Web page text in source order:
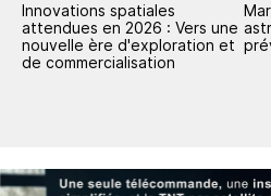
Innovations spatiales
attendues en 2026 : Vers une
nouvelle ère d'exploration et
de commercialisation